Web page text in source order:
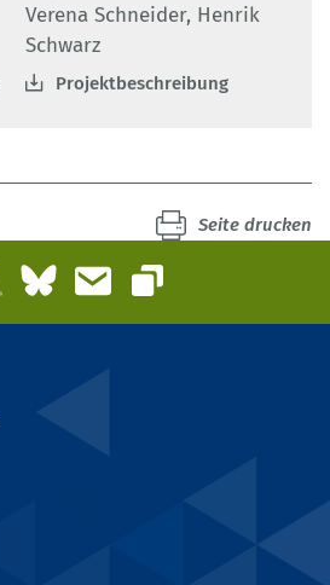
Verena Schneider, Henrik
Schwarz
Projektbeschreibung
Seite drucken
LinkedInBlueskyE-Mail
Link kopieren